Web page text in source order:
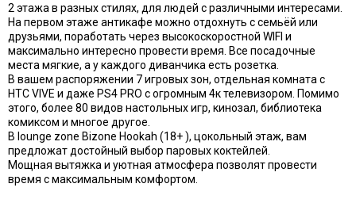
2 этажа в разных стилях, для людей с различными интересами.
На первом этаже антикафе можно отдохнуть с семьёй или
друзьями, поработать через высокоскоростной WIFI и
максимально интересно провести время. Все посадочные
места мягкие, а у каждого диванчика есть розетка.
В вашем распоряжении 7 игровых зон, отдельная комната с
HTC VIVE и даже PS4 PRO с огромным 4к телевизором. Помимо
этого, более 80 видов настольных игр, кинозал, библиотека
комиксом и многое другое.
В lounge zone Bizone Hookah (18+ ), цокольный этаж, вам
предложат достойный выбор паровых коктейлей.
Мощная вытяжка и уютная атмосфера позволят провести
время с максимальным комфортом.